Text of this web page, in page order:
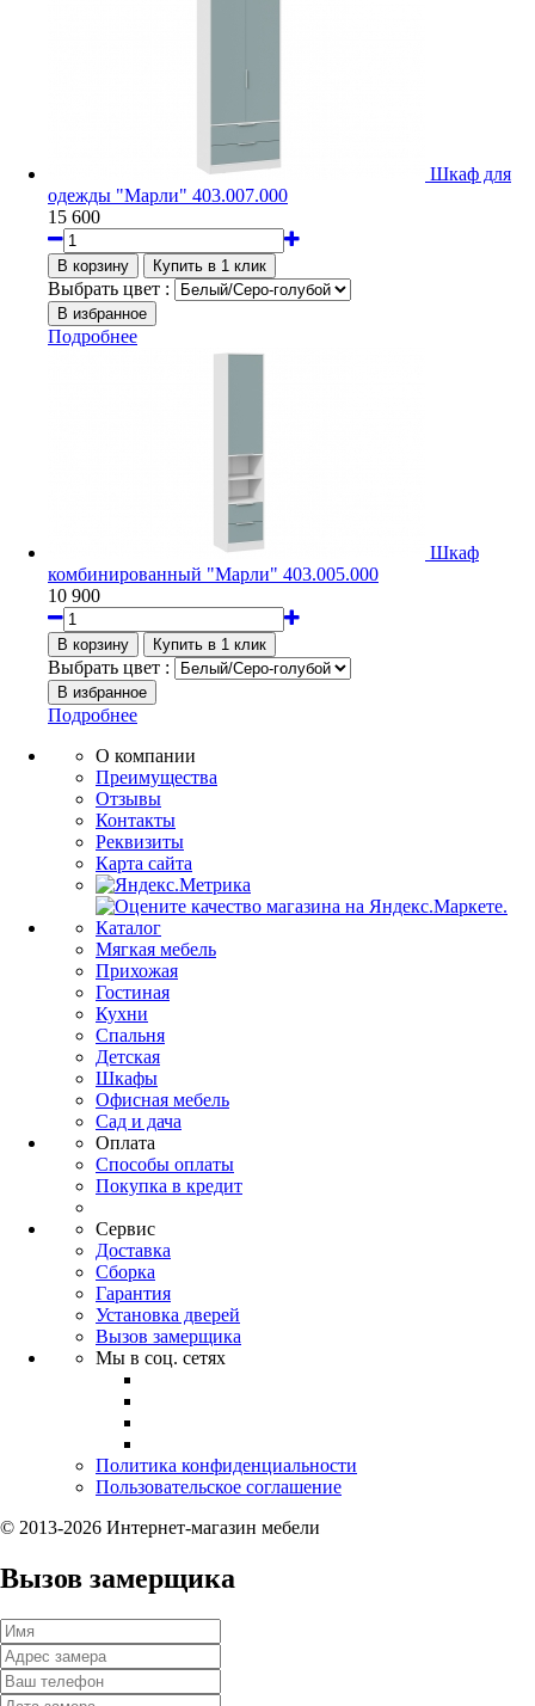
Шкаф для
одежды "Марли" 403.007.000
15 600
Выбрать цвет :
Подробнее
Шкаф
комбинированный "Марли" 403.005.000
10 900
Выбрать цвет :
Подробнее
О компании
Преимущества
Отзывы
Контакты
Реквизиты
Карта сайта
Каталог
Мягкая мебель
Прихожая
Гостиная
Кухни
Спальня
Детская
Шкафы
Офисная мебель
Сад и дача
Оплата
Способы оплаты
Покупка в кредит
Сервис
Доставка
Сборка
Гарантия
Установка дверей
Вызов замерщика
Мы в соц. сетях
Политика конфиденциальности
Пользовательское соглашение
© 2013-2026 Интернет-магазин мебели
Вызов замерщика